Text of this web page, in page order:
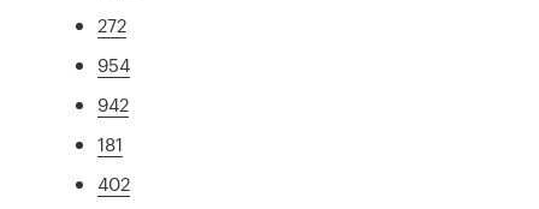
272
954
942
181
402